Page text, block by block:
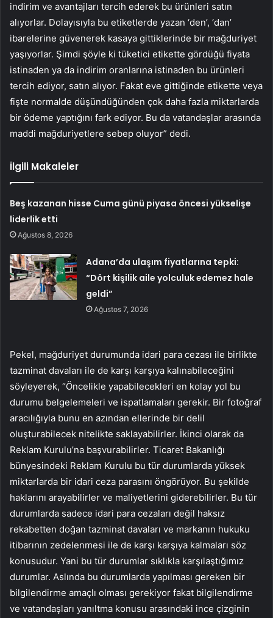
indirim ve avantajları tercih ederek bu ürünleri satın
alıyorlar. Dolayısıyla bu etiketlerde yazan ‘den’, ‘dan’
ibarelerine güvenerek kasaya gittiklerinde bir mağduriyet
yaşıyorlar. Şimdi şöyle ki tüketici etikette gördüğü fiyata
istinaden ya da indirim oranlarına istinaden bu ürünleri
tercih ediyor, satın alıyor. Fakat eve gittiğinde etikette veya
fişte normalde düşündüğünden çok daha fazla miktarlarda
bir ödeme yaptığını fark ediyor. Bu da vatandaşlar arasında
maddi mağduriyetlere sebep oluyor” dedi.
İlgili Makaleler
Beş kazanan hisse Cuma günü piyasa öncesi yükselişe
liderlik etti
Ağustos 8, 2026
Adana’da ulaşım fiyatlarına tepki:
“Dört kişilik aile yolculuk edemez hale
geldi”
Ağustos 7, 2026
Pekel, mağduriyet durumunda idari para cezası ile birlikte
tazminat davaları ile de karşı karşıya kalınabileceğini
söyleyerek, “Öncelikle yapabilecekleri en kolay yol bu
durumu belgelemeleri ve ispatlamaları gerekir. Bir fotoğraf
aracılığıyla bunu en azından ellerinde bir delil
oluşturabilecek nitelikte saklayabilirler. İkinci olarak da
Reklam Kurulu’na başvurabilirler. Ticaret Bakanlığı
bünyesindeki Reklam Kurulu bu tür durumlarda yüksek
miktarlarda bir idari ceza parasını öngörüyor. Bu şekilde
haklarını arayabilirler ve maliyetlerini giderebilirler. Bu tür
durumlarda sadece idari para cezaları değil haksız
rekabetten doğan tazminat davaları ve markanın hukuku
itibarının zedelenmesi ile de karşı karşıya kalmaları söz
konusudur. Yani bu tür durumlar sıklıkla karşılaştığımız
durumlar. Aslında bu durumlarda yapılması gereken bir
bilgilendirme amaçlı olması gerekiyor fakat bilgilendirme
ve vatandaşları yanıltma konusu arasındaki ince çizginin